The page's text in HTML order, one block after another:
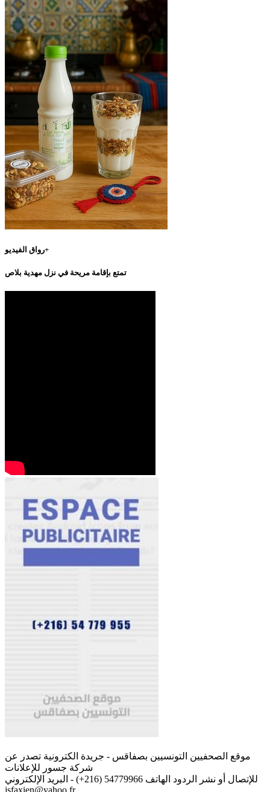
رواق الفيديو+
تمتع بإقامة مريحة في نزل مهدية بلاص
موقع الصحفيين التونسيين بصفاقس - جريدة الكترونية تصدر عن
شركة جسور للإعلانات
للإتصال أو نشر الردود الهاتف 54779966 (216+) - البريد الإلكتروني